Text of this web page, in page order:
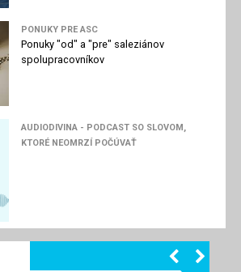
PONUKY PRE ASC
Ponuky "od" a "pre" saleziánov
spolupracovníkov
AUDIODIVINA - PODCAST SO SLOVOM,
KTORÉ NEOMRZÍ POČÚVAŤ